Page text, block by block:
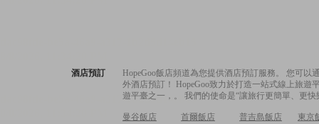
酒店預訂
HopeGoo飯店頻道為您提供酒店預訂服務。 您可
外酒店預訂！ HopeGoo致力於打造一站式線上旅
遊平臺之一，。 我們的使命是“讓旅行更簡單、更
曼谷飯店 首爾飯店 普吉島飯店
東京